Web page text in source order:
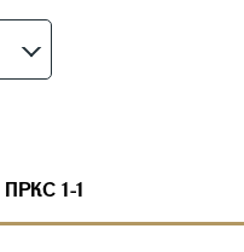
ПРКС 1-1